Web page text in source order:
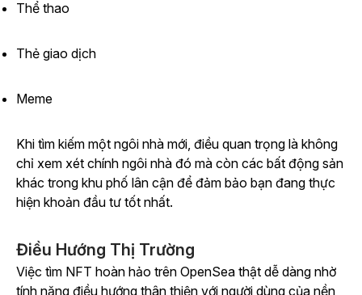
Thể thao
Thẻ giao dịch
Meme
Khi tìm kiếm một ngôi nhà mới, điều quan trọng là không
chỉ xem xét chính ngôi nhà đó mà còn các bất động sản
khác trong khu phố lân cận để đảm bảo bạn đang thực
hiện khoản đầu tư tốt nhất.
Điều Hướng Thị Trường
Việc tìm NFT hoàn hảo trên OpenSea thật dễ dàng nhờ
tính năng điều hướng thân thiện với người dùng của nền